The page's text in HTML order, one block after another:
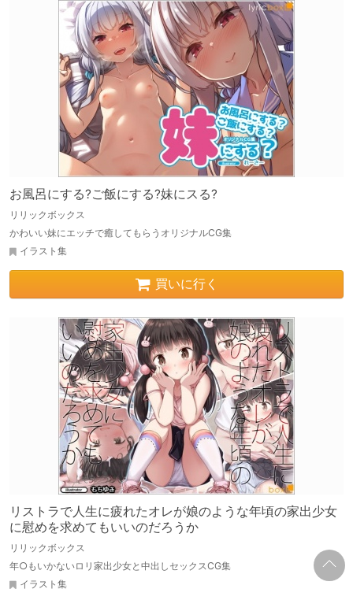
お風呂にする?ご飯にする?妹にスる?
リリックボックス
かわいい妹にエッチで癒してもらうオリジナルCG集
イラスト集
買いに行く
リストラで人生に疲れたオレが娘のような年頃の家出少女
に慰めを求めてもいいのだろうか
リリックボックス
年○もいかないロリ家出少女と中出しセックスCG集
イラスト集